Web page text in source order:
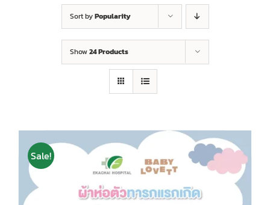
Sort byPopularity
Show24 Products
Sale!